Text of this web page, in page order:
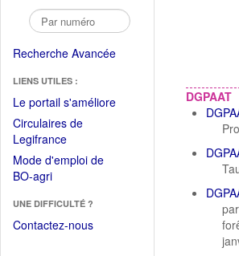
Recherche Avancée
LIENS UTILES :
Le portail s'améliore(Fichier
Circulaires de
Legifrance(Ouvrir
dans
une
fenêtre)
Mode d'emploi de
BO-agri(Ouvrir
une
nouvelle
UNE DIFFICULTÉ ?
Contactez-nous
DGPAAT